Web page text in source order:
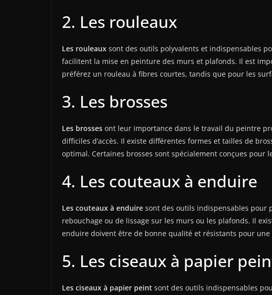
2. Les rouleaux
Les rouleaux sont des outils polyvalents et indispensables
facilitent la mise en peinture des murs et plafonds. Il est
préférez un rouleau à fibres courtes, tandis que pour les
3. Les brosses
Les brosses ont leur importance dans le travail du peintre
difficiles d’accès. Il existe différentes formes et tailles de
optimal. Certaines brosses sont spécialement conçues
4. Les couteaux à enduire
Les couteaux à enduire sont des outils indispensables pour
rebouchage ou de lissage sur les murs ou les plafonds. Il
enduire doivent être de bonne qualité et résistants pour
5. Les ciseaux à papier
Les ciseaux à papier peint sont des outils indispensables